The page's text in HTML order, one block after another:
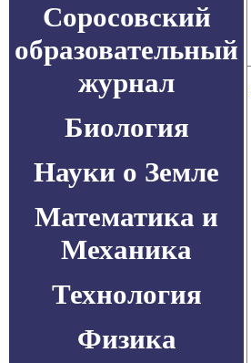
Соросовский
образовательный
журнал
Биология
Науки о Земле
Математика и
Механика
Технология
Физика